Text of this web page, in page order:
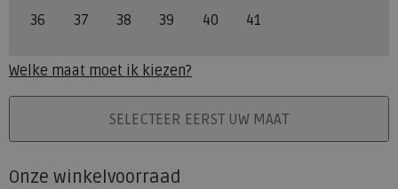
36 37 38 39 40 41
Welke maat moet ik kiezen?
PLAATS IN WINKELMANDSELECTEER EERST UW MAAT
Onze winkelvoorraad